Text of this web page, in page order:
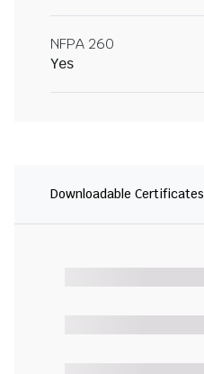
NFPA 260
Yes
Downloadable Certificates